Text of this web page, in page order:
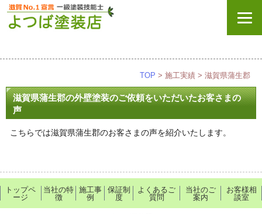
TOP > 施工実績 > 滋賀県蒲生郡
滋賀県蒲生郡の外壁塗装のご依頼をいただいたお客さまの
声
こちらでは滋賀県蒲生郡のお客さまの声を紹介いたします。
トップペ
ージ
当社の特
徴
施工事
例
保証制
度
よくあるご
質問
当社のご
案内
お客様相
談室